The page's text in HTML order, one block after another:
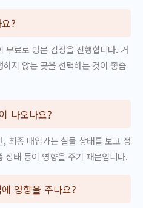
?
무료로 방문 감정을 진행합니다. 거
지 않는 곳을 선택하는 것이 좋습
나오나요?
최종 매입가는 실물 상태를 보고 정
태 등이 영향을 주기 때문입니다.
영향을 주나요?